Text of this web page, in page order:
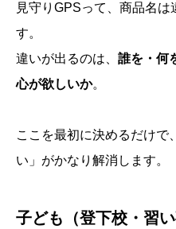
見守りGPSって、商品名
す。
違いが出るのは、 誰を・何
心が欲しいか。
ここを最初に決めるだけで
い」がかなり解消します。
子ども（登下校・習